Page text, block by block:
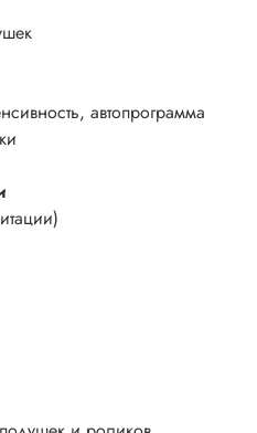
автопрограмма